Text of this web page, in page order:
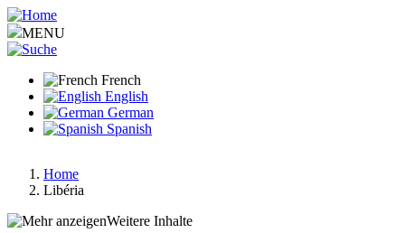
Aller
au
contenu
MENU
French
English
German
Spanish
Fil
d'Ariane
Home
Libéria
Weitere Inhalte